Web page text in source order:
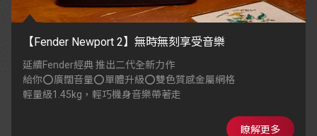
【Fender Newport 2】無時無刻享受音樂
延續Fender經典 推出二代全新力作
給你⭕廣闊音量⭕單體升級⭕雙色質感金屬網格
輕量級1.45kg，輕巧機身音樂帶著走
瞭解更多